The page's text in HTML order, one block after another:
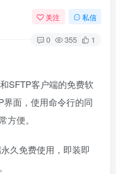
关注 私信
0 355 1
SFTP客户端的免费软
面，使用命令行的同
方便。
久免费使用，即装即